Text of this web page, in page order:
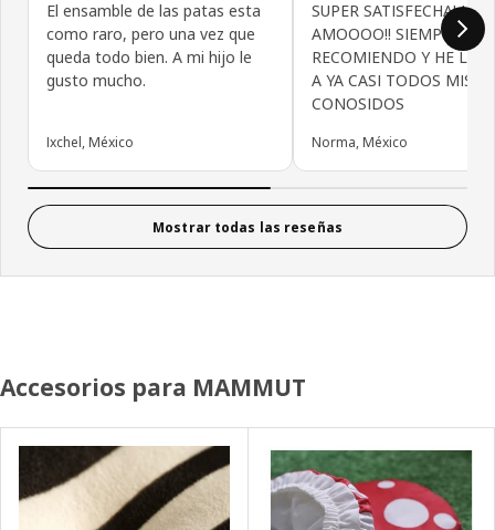
El ensamble de las patas esta
como raro, pero una vez que
queda todo bien. A mi hijo le
gusto mucho.
Ixchel, México
SUPER SATISFECHA! LOS
AMOOOO!! SIEMPRE LOS
RECOMIENDO Y HE
A YA CASI TODOS MIS
CONOSIDOS
Norma, México
Mostrar todas las reseñas
Accesorios para MAMMUT